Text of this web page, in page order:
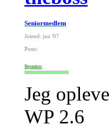
Seniormedlem
Joined: jun '07
Posts:
Reputation:
Jeg
WP 2.6